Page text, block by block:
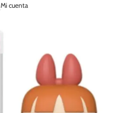
Mi cuenta